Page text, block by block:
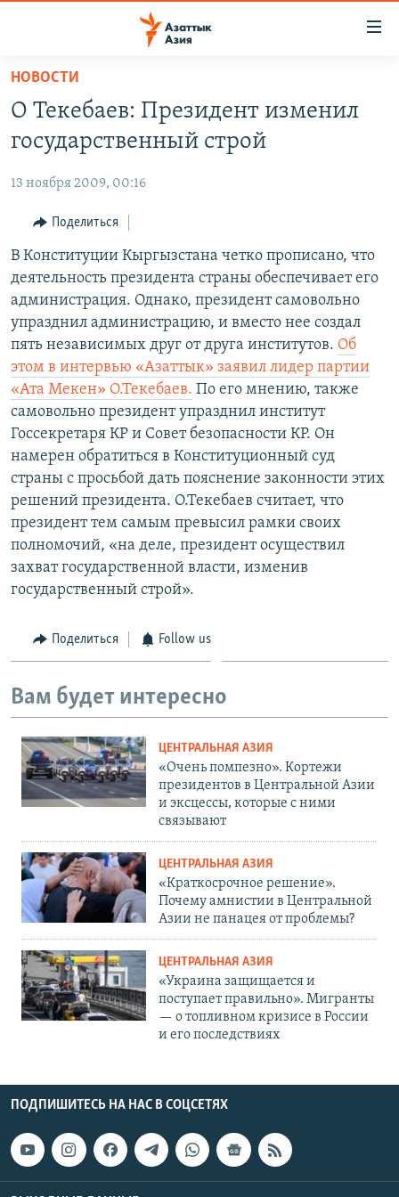
Вернуться
основному
содержанию
Вернутся
навигации
Вернутся
поиску
ЦЕНТРАЛЬНАЯ АЗИЯ
УЗБЕКИСТАН
ТАДЖИКИСТАН
ВОЙНА В УКРАИНЕ
НА ДРУГИХ ЯЗЫКАХ
ҚАЗАҚША
КЫРГЫЗЧА
ТОҶИКӢ
TÜRKMENÇE
Все сайты РСЕ/РС
НОВОСТИ
О Текебаев: Президент изменил
государственный строй
13 ноября 2009, 00:16
Поделиться
В Конституции Кыргызстана четко прописано, что
деятельность президента страны обеспечивает его
администрация. Однако, президент самовольно
упразднил администрацию, и вместо нее создал
пять независимых друг от друга институтов. Об
этом в интервью «Азаттык» заявил лидер партии
«Ата Мекен» О.Текебаев. По его мнению, также
самовольно президент упразднил институт
Госсекретаря КР и Совет безопасности КР. Он
намерен обратиться в Конституционный суд
страны с просьбой дать пояснение законности этих
решений президента. О.Текебаев считает, что
президент тем самым превысил рамки своих
полномочий, «на деле, президент осуществил
захват государственной власти, изменив
государственный строй».
Поделиться Follow us
Вам будет интересно
ЦЕНТРАЛЬНАЯ АЗИЯ
«Очень помпезно». Кортежи
президентов в Центральной Азии
и эксцессы, которые с ними
связывают
ЦЕНТРАЛЬНАЯ АЗИЯ
«Краткосрочное решение».
Почему амнистии в Центральной
Азии не панацея от проблемы?
ЦЕНТРАЛЬНАЯ АЗИЯ
«Украина защищается и
поступает правильно». Мигранты
— о топливном кризисе в России
и его последствиях
ПОДПИШИТЕСЬ НА НАС В СОЦСЕТЯХ